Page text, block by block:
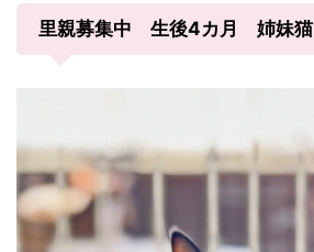
里親募集中 生後4カ月 姉妹猫